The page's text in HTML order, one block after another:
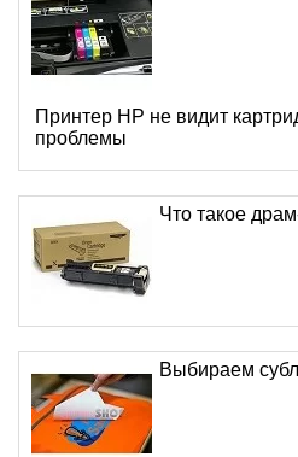
Принтер HP не видит
проблемы
Что такое
Выбираем